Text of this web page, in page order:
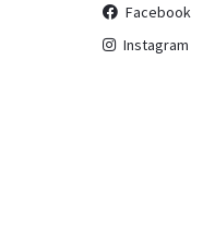
Facebook
Instagram